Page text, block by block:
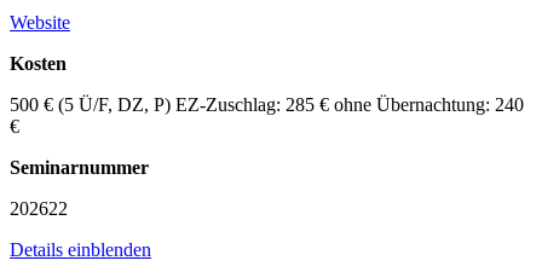
Website
Kosten
500 € (5 Ü/F, DZ, P) EZ-Zuschlag: 285 € ohne Übernachtung: 240
€
Seminarnummer
202622
Details einblenden